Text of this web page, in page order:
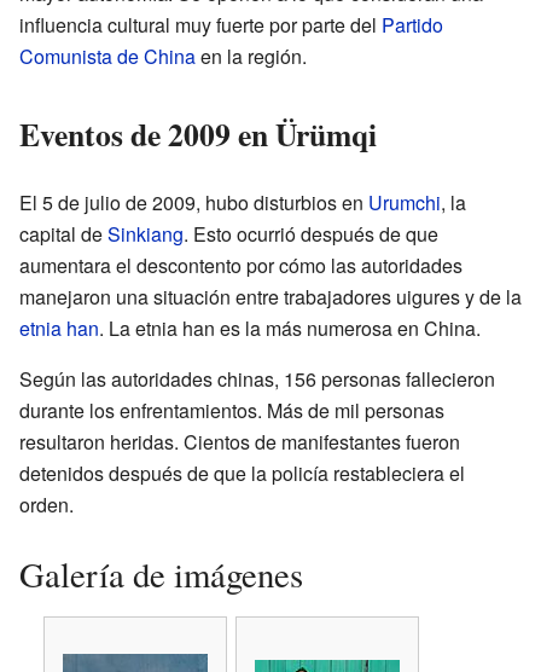
influencia cultural muy fuerte por parte del Partido
Comunista de Chinaen la región.
Eventos de 2009 en Ürümqi
El 5 de julio de 2009, hubo disturbios en Urumchi, la
capital deSinkiang. Esto ocurrió después de que
aumentara el descontento por cómo las autoridades
manejaron una situación entre trabajadores uigures y de la
etnia han. La etnia han es la más numerosa en China.
Según las autoridades chinas, 156 personas fallecieron
durante los enfrentamientos. Más de mil personas
resultaron heridas. Cientos de manifestantes fueron
detenidos después de que la policía restableciera el
orden.
Galería de imágenes